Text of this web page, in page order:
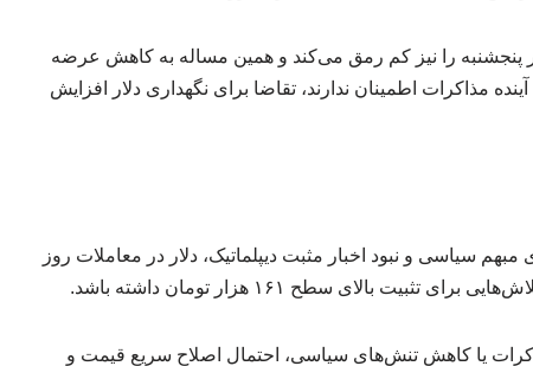
پنجشنبه را نیز کم رمق می‌کند و همین مساله به کاهش عرضه
مذاکرات اطمینان ندارند، تقاضا برای نگهداری دلار افزایش
سیاسی و نبود اخبار مثبت دیپلماتیک، دلار در معاملات روز
بالای سطح ۱۶۱ هزار تومان داشته باشد.
یا کاهش تنش‌های سیاسی، احتمال اصلاح سریع قیمت و